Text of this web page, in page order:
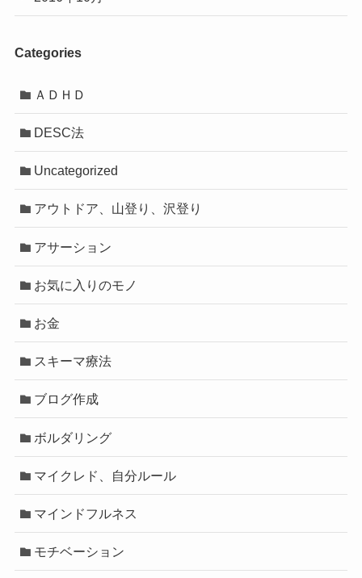
Categories
ＡＤＨＤ
DESC法
Uncategorized
アウトドア、山登り、沢登り
アサーション
お気に入りのモノ
お金
スキーマ療法
ブログ作成
ボルダリング
マイクレド、自分ルール
マインドフルネス
モチベーション